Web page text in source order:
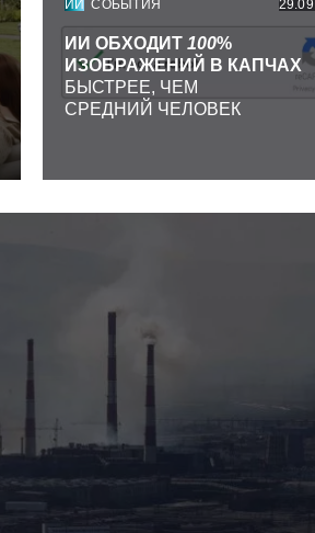
ИИ СОБЫТИЯ
ИИ ОБХОДИТ 100%
ИЗОБРАЖЕНИЙ В КАПЧАХ
БЫСТРЕЕ, ЧЕМ
СРЕДНИЙ ЧЕЛОВЕК